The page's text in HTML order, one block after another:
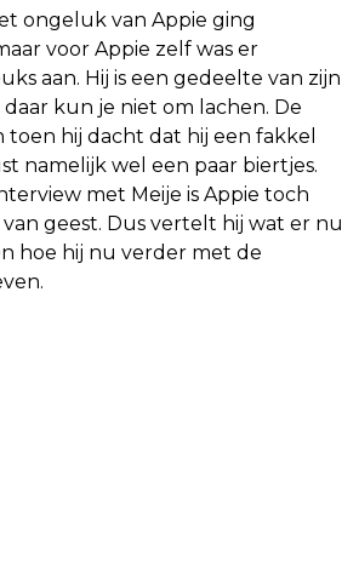
ongeluk van Appie ging
voor Appie zelf was er
aan. Hij is een gedeelte van zijn
kun je niet om lachen. De
toen hij dacht dat hij een fakkel
namelijk wel een paar biertjes.
met Meije is Appie toch
geest. Dus vertelt hij wat er nu
hoe hij nu verder met de